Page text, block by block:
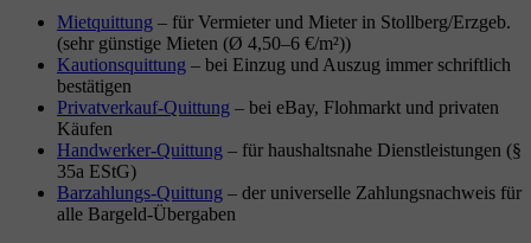
Mietquittung – für Vermieter und Mieter in Stollberg/Erzgeb.
(sehr günstige Mieten (Ø 4,50–6 €/m²))
Kautionsquittung – bei Einzug und Auszug immer schriftlich
bestätigen
Privatverkauf-Quittung – bei eBay, Flohmarkt und privaten
Käufen
Handwerker-Quittung – für haushaltsnahe Dienstleistungen (§
35a EStG)
Barzahlungs-Quittung – der universelle Zahlungsnachweis für
alle Bargeld-Übergaben